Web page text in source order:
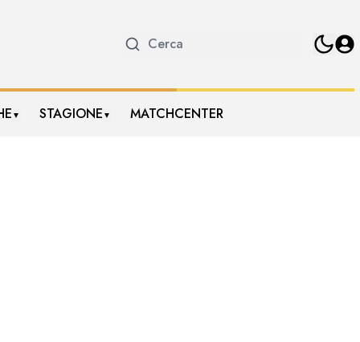
▼ STAGIONE ▼ MATCHCENTER